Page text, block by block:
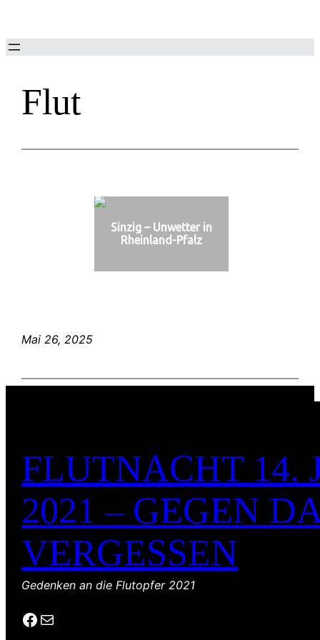
springen
Flut
Sinzig – Unwetter in
Rheinland-Pfalz
Mai 26, 2025
FLUTNACHT 14.
2021 – GEGEN
VERGESSEN
Gedenken an die Flutopfer 2021
Facebook
E-Mail